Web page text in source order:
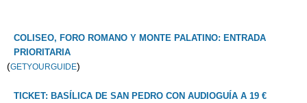
COLISEO, FORO ROMANO Y MONTE PALATINO: ENTRADA
PRIORITARIA
(GETYOURGUIDE)
TICKET: BASÍLICA DE SAN PEDRO CON AUDIOGUÍA A 19 €